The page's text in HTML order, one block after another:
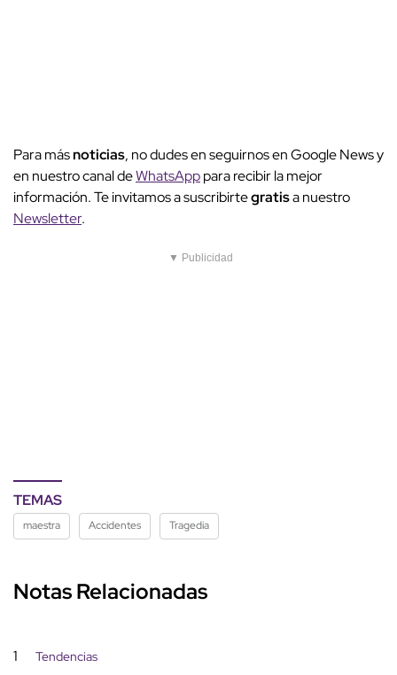
Para másnoticias, no dudes en seguirnos en Google News y
en nuestro canal deWhatsApppara recibir la mejor
información. Te invitamos a suscribirtegratisa nuestro
Newsletter.
▼ Publicidad
TEMAS
maestra Accidentes Tragedia
Notas Relacionadas
1 Tendencias